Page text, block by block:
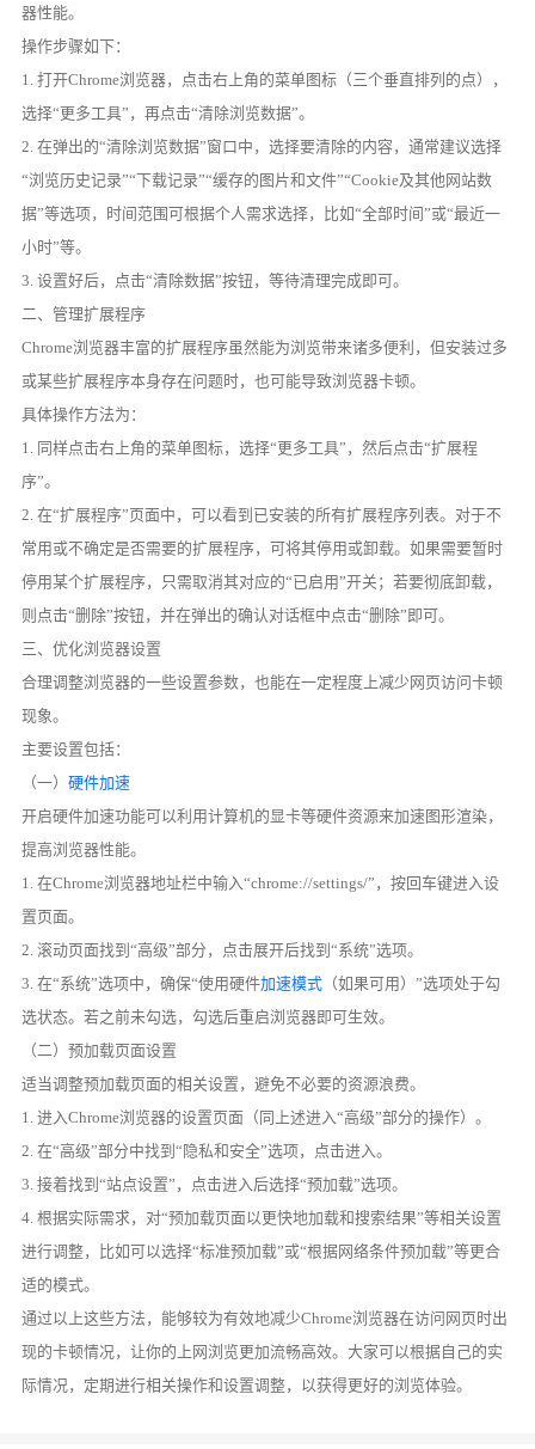
器性能。
操作步骤如下：
1. 打开Chrome浏览器，点击右上角的菜单图标（三个垂直排列的点），
选择“更多工具”，再点击“清除浏览数据”。
2. 在弹出的“清除浏览数据”窗口中，选择要清除的内容，通常建议选择
“浏览历史记录”“下载记录”“缓存的图片和文件”“Cookie及其他网站数
据”等选项，时间范围可根据个人需求选择，比如“全部时间”或“最近一
小时”等。
3. 设置好后，点击“清除数据”按钮，等待清理完成即可。
二、管理扩展程序
Chrome浏览器丰富的扩展程序虽然能为浏览带来诸多便利，但安装过多
或某些扩展程序本身存在问题时，也可能导致浏览器卡顿。
具体操作方法为：
1. 同样点击右上角的菜单图标，选择“更多工具”，然后点击“扩展程
序”。
2. 在“扩展程序”页面中，可以看到已安装的所有扩展程序列表。对于不
常用或不确定是否需要的扩展程序，可将其停用或卸载。如果需要暂时
停用某个扩展程序，只需取消其对应的“已启用”开关；若要彻底卸载，
则点击“删除”按钮，并在弹出的确认对话框中点击“删除”即可。
三、优化浏览器设置
合理调整浏览器的一些设置参数，也能在一定程度上减少网页访问卡顿
现象。
主要设置包括：
（一）硬件加速
开启硬件加速功能可以利用计算机的显卡等硬件资源来加速图形渲染，
提高浏览器性能。
1. 在Chrome浏览器地址栏中输入“chrome://settings/”，按回车键进入设
置页面。
2. 滚动页面找到“高级”部分，点击展开后找到“系统”选项。
3. 在“系统”选项中，确保“使用硬件加速模式 （如果可用）”选项处于勾
选状态。若之前未勾选，勾选后重启浏览器即可生效。
（二）预加载页面设置
适当调整预加载页面的相关设置，避免不必要的资源浪费。
1. 进入Chrome浏览器的设置页面（同上述进入“高级”部分的操作）。
2. 在“高级”部分中找到“隐私和安全”选项，点击进入。
3. 接着找到“站点设置”，点击进入后选择“预加载”选项。
4. 根据实际需求，对“预加载页面以更快地加载和搜索结果”等相关设置
进行调整，比如可以选择“标准预加载”或“根据网络条件预加载”等更合
适的模式。
通过以上这些方法，能够较为有效地减少Chrome浏览器在访问网页时出
现的卡顿情况，让你的上网浏览更加流畅高效。大家可以根据自己的实
际情况，定期进行相关操作和设置调整，以获得更好的浏览体验。